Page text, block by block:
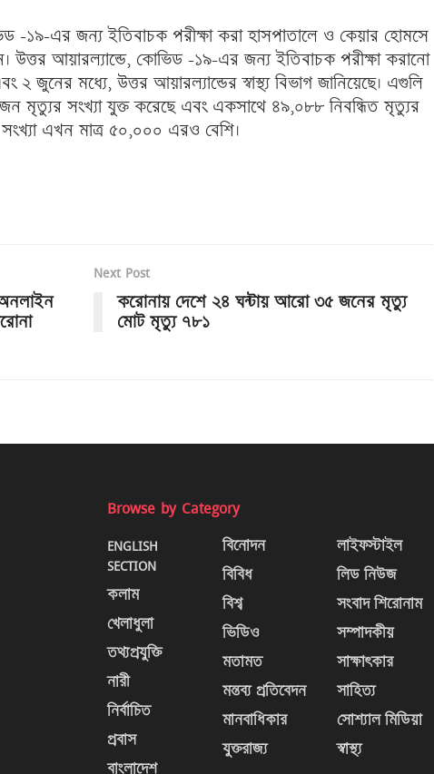
-১৯-এর জন্য ইতিবাচক পরীক্ষা করা হাসপাতালে ও কেয়ার হোমসে
আয়ারল্যান্ডে, কোভিড -১৯-এর জন্য ইতিবাচক পরীক্ষা করানো
মধ্যে, উত্তর আয়ারল্যান্ডের স্বাস্থ্য বিভাগ জানিয়েছে। এগুলি
মৃত্যুর সংখ্যা যুক্ত করেছে এবং একসাথে ৪৯,০৮৮ নিবন্ধিত মৃত্যুর
এখন মাত্র ৫০,০০০ এরও বেশি।
অনলাইন
Next Post
করোনায় দেশে ২৪ ঘন্টায় আরো ৩৫ জনের মৃত্যু
মোট মৃত্যু ৭৮১
Browse by Category
ENGLISH
SECTION
কলাম
খেলাধুলা
তথ্যপ্রযুক্তি
নারী
নির্বাচিত
প্রবাস
বাংলাদেশ
বিনোদন
বিবিধ
বিশ্ব
ভিডিও
মতামত
মন্তব্য প্রতিবেদন
মানবাধিকার
যুক্তরাজ্য
লাইফস্টাইল
লিড নিউজ
সংবাদ শিরোনাম
সম্পাদকীয়
সাক্ষাৎকার
সাহিত্য
সোশ্যাল মিডিয়া
স্বাস্থ্য